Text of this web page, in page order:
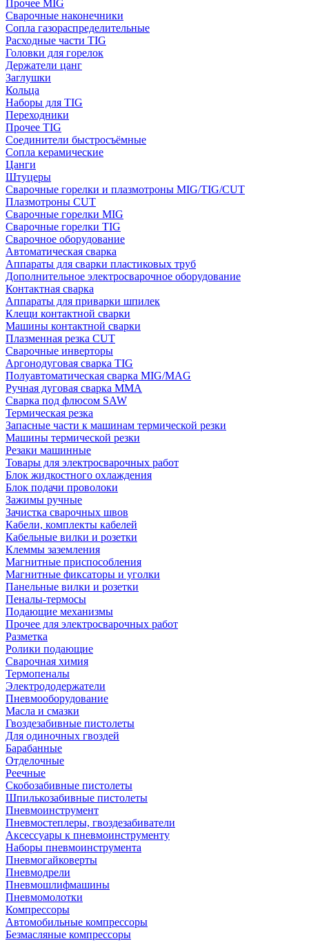
Прочее MIG
Сварочные наконечники
Сопла газораспределительные
Расходные части TIG
Головки для горелок
Держатели цанг
Заглушки
Кольца
Наборы для TIG
Переходники
Прочее TIG
Соединители быстросъёмные
Сопла керамические
Цанги
Штуцеры
Сварочные горелки и плазмотроны MIG/TIG/CUT
Плазмотроны CUT
Сварочные горелки MIG
Сварочные горелки TIG
Сварочное оборудование
Автоматическая сварка
Аппараты для сварки пластиковых труб
Дополнительное электросварочное оборудование
Контактная сварка
Аппараты для приварки шпилек
Клещи контактной сварки
Машины контактной сварки
Плазменная резка CUT
Сварочные инверторы
Аргонодуговая сварка TIG
Полуавтоматическая сварка MIG/MAG
Ручная дуговая сварка MMA
Сварка под флюсом SAW
Термическая резка
Запасные части к машинам термической резки
Машины термической резки
Резаки машинные
Товары для электросварочных работ
Блок жидкостного охлаждения
Блок подачи проволоки
Зажимы ручные
Зачистка сварочных швов
Кабели, комплекты кабелей
Кабельные вилки и розетки
Клеммы заземления
Магнитные приспособления
Магнитные фиксаторы и уголки
Панельные вилки и розетки
Пеналы-термосы
Подающие механизмы
Прочее для электросварочных работ
Разметка
Ролики подающие
Сварочная химия
Термопеналы
Электрододержатели
Пневмооборудование
Масла и смазки
Гвоздезабивные пистолеты
Для одиночных гвоздей
Барабанные
Отделочные
Реечные
Скобозабивные пистолеты
Шпилькозабивные пистолеты
Пневмоинструмент
Пневмостеплеры, гвоздезабиватели
Аксессуары к пневмоинструменту
Наборы пневмоинструмента
Пневмогайковерты
Пневмодрели
Пневмошлифмашины
Пневмомолотки
Компрессоры
Автомобильные компрессоры
Безмасляные компрессоры